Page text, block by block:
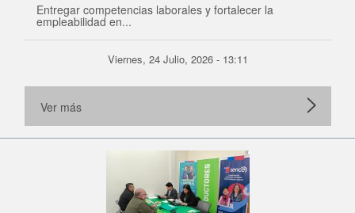
Entregar competencias laborales y fortalecer la
empleabilidad en...
Viernes, 24 Julio, 2026 - 13:11
Ver más